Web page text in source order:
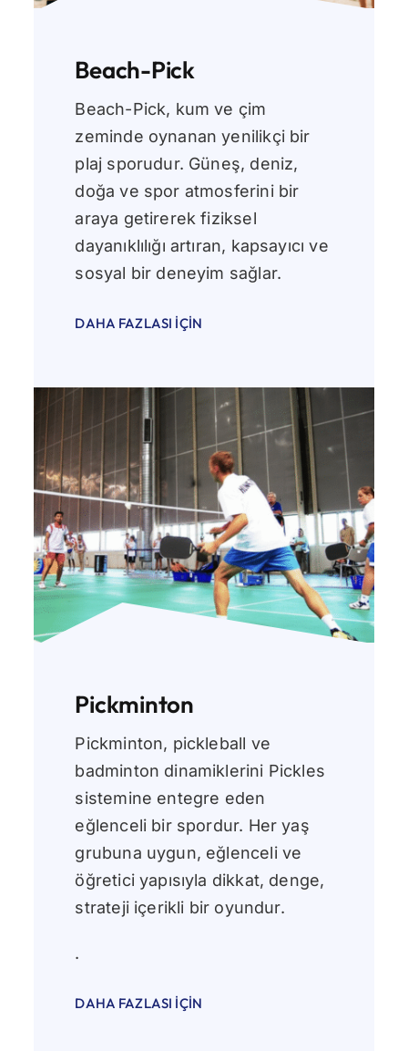
Beach-Pick
Beach-Pick, kum ve çim
zeminde oynanan yenilikçi bir
plaj sporudur. Güneş, deniz,
doğa ve spor atmosferini bir
araya getirerek fiziksel
dayanıklılığı artıran, kapsayıcı ve
sosyal bir deneyim sağlar.
DAHA FAZLASI İÇIN
Pickminton
Pickminton, pickleball ve
badminton dinamiklerini Pickles
sistemine entegre eden
eğlenceli bir spordur. Her yaş
grubuna uygun, eğlenceli ve
öğretici yapısıyla dikkat, denge,
strateji içerikli bir oyundur.
.
DAHA FAZLASI İÇIN